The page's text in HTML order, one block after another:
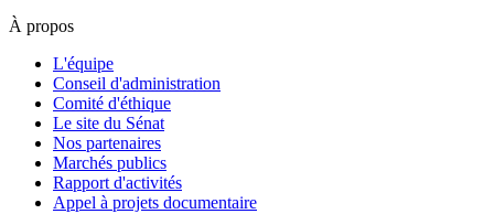
À propos
L'équipe
Conseil d'administration
Comité d'éthique
Le site du Sénat
Nos partenaires
Marchés publics
Rapport d'activités
Appel à projets documentaire